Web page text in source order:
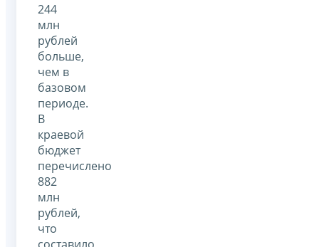
244
млн
рублей
больше,
чем в
базовом
периоде.
В
краевой
бюджет
перечислено
882
млн
рублей,
что